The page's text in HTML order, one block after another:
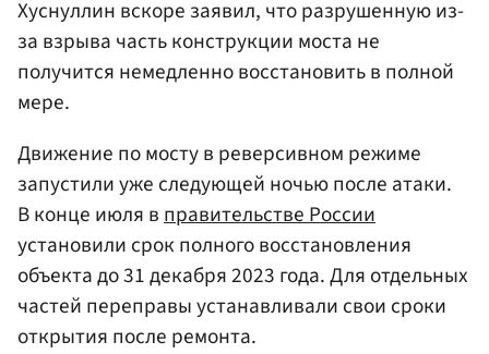
Хуснуллин вскоре заявил, что разрушенную из-
за взрыва часть конструкции моста не
получится немедленно восстановить в полной
мере.
Движение по мосту в реверсивном режиме
запустили уже следующей ночью после атаки.
В конце июля вправительстве России
установили срок полного восстановления
объекта до 31 декабря 2023 года. Для отдельных
частей переправы устанавливали свои сроки
открытия после ремонта.